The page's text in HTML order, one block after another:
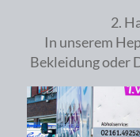
2.
In unserem
Bekleidung oder